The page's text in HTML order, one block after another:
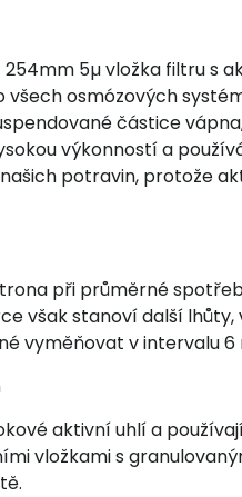
5µ vložka filtru s
osmózových
částice
výkonností a
potravin, protože
při průměrné
však stanoví další
vyměňovat v intervalu
aktivní uhlí a
vložkami s